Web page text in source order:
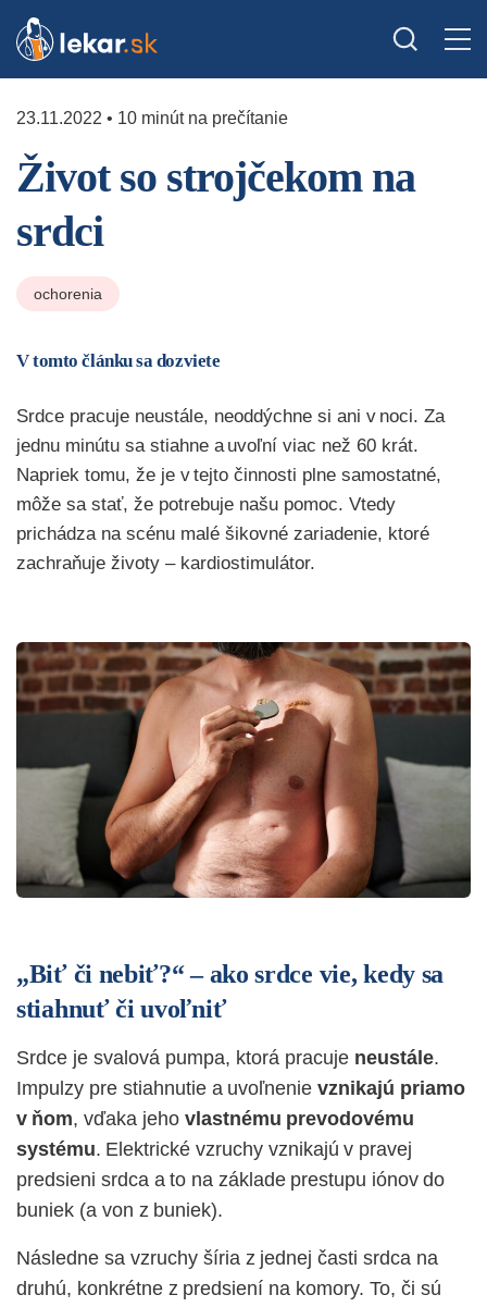
23.11.2022 • 10 minút na prečítanie
Život so strojčekom na
srdci
ochorenia
V tomto článku sa dozviete
Srdce pracuje neustále, neoddýchne si ani v noci. Za
jednu minútu sa stiahne a uvoľní viac než 60 krát.
Napriek tomu, že je v tejto činnosti plne samostatné,
môže sa stať, že potrebuje našu pomoc. Vtedy
prichádza na scénu malé šikovné zariadenie, ktoré
zachraňuje životy – kardiostimulátor.
„Biť či nebiť?“ – ako srdce vie, kedy sa
stiahnuť či uvoľniť
Srdce je svalová pumpa, ktorá pracuje neustále.
Impulzy pre stiahnutie a uvoľnenie vznikajú priamo
v ňom, vďaka jeho vlastnému prevodovému
systému. Elektrické vzruchy vznikajú v pravej
predsieni srdca a to na základe prestupu iónov do
buniek (a von z buniek).
Následne sa vzruchy šíria z jednej časti srdca na
druhú, konkrétne z predsiení na komory. To, či sú